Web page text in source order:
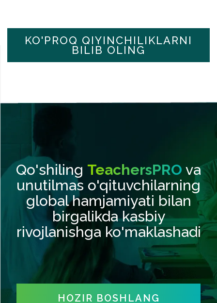
KO'PROQ QIYINCHILIKLARNI
BILIB OLING
Qo'shiling TeachersPRO va
unutilmas o'qituvchilarning
global hamjamiyati bilan
birgalikda kasbiy
rivojlanishga ko'maklashadi
HOZIR BOSHLANG